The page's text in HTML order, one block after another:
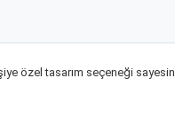
özel tasarım seçeneği